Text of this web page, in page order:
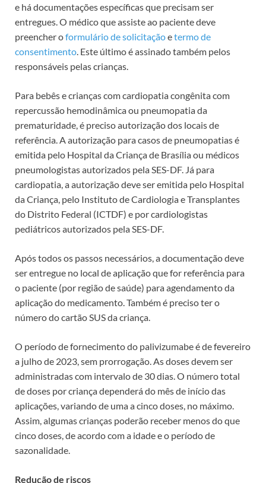
e há documentações específicas que precisam ser
entregues. O médico que assiste ao paciente deve
preencher oformulário de solicitaçãoetermo de
consentimento . Este último é assinado também pelos
responsáveis pelas crianças.
Para bebês e crianças com cardiopatia congênita com
repercussão hemodinâmica ou pneumopatia da
prematuridade, é preciso autorização dos locais de
referência. A autorização para casos de pneumopatias é
emitida pelo Hospital da Criança de Brasília ou médicos
pneumologistas autorizados pela SES-DF. Já para
cardiopatia, a autorização deve ser emitida pelo Hospital
da Criança, pelo Instituto de Cardiologia e Transplantes
do Distrito Federal (ICTDF) e por cardiologistas
pediátricos autorizados pela SES-DF.
Após todos os passos necessários, a documentação deve
ser entregue no local de aplicação que for referência para
o paciente (por região de saúde) para agendamento da
aplicação do medicamento. Também é preciso ter o
número do cartão SUS da criança.
O período de fornecimento do palivizumabe é de fevereiro
a julho de 2023, sem prorrogação. As doses devem ser
administradas com intervalo de 30 dias. O número total
de doses por criança dependerá do mês de início das
aplicações, variando de uma a cinco doses, no máximo.
Assim, algumas crianças poderão receber menos do que
cinco doses, de acordo com a idade e o período de
sazonalidade.
Redução de riscos